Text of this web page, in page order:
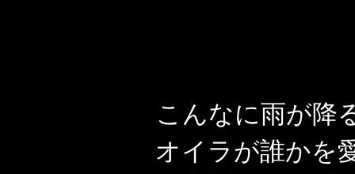
こんなに雨が
オイラが誰かを